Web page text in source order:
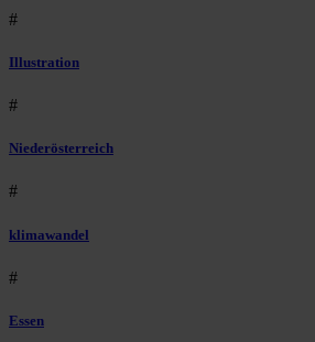
#
Illustration
#
Niederösterreich
#
klimawandel
#
Essen